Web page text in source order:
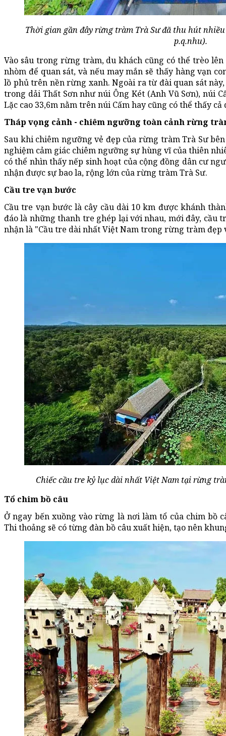
Thời gian gần đây rừng tràm Trà Sư đã thu hút
p.q.nhu).
Vào sâu trong rừng tràm, du khách cũng có thể trèo
nhòm để quan sát, và nếu may mắn sẽ thấy hàng vạn
lồ phủ trên nền rừng xanh. Ngoài ra từ đài quan sát
trong dải Thất Sơn như núi Ông Két (Anh Vũ Sơn), núi
Lặc cao 33,6m nằm trên núi Cấm hay cũng có thể thấy
Tháp vọng cảnh - chiêm ngưỡng toàn cảnh rừng
Sau khi chiêm ngưỡng vẻ đẹp của rừng tràm Trà Sư
nghiệm cảm giác chiêm ngưỡng sự hùng vĩ của thiên
có thể nhìn thấy nếp sinh hoạt của cộng đồng dân cư
nhận được sự bao la, rộng lớn của rừng tràm Trà Sư.
Cầu tre vạn bước
Cầu tre vạn bước là cây cầu dài 10 km được khánh
đáo là những thanh tre ghép lại với nhau, mới đây, cầu
nhận là "Cầu tre dài nhất Việt Nam trong rừng tràm đẹp
Chiếc cầu tre kỷ lục dài nhất Việt Nam tại rừng
Tổ chim bồ câu
Ở ngay bến xuồng vào rừng là nơi làm tổ của chim bồ
Thi thoảng sẽ có từng đàn bồ câu xuất hiện, tạo nên